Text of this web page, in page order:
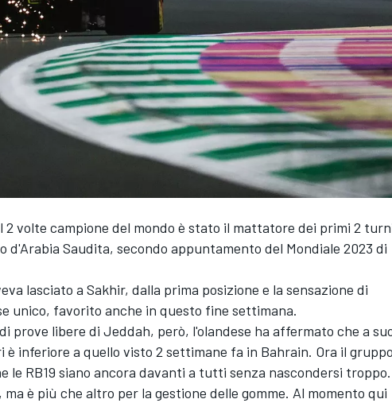
2 volte campione del mondo è stato il mattatore dei primi 2
d'Arabia Saudita, secondo appuntamento del Mondiale 2023 di
lasciato a Sakhir, dalla prima posizione e la sensazione di
unico, favorito anche in questo fine settimana.
prove libere di Jeddah, però, l'olandese ha affermato che a
inferiore a quello visto 2 settimane fa in Bahrain. Ora il gruppo
le RB19 siano ancora davanti a tutti senza nascondersi troppo.
è più che altro per la gestione delle gomme. Al momento qui